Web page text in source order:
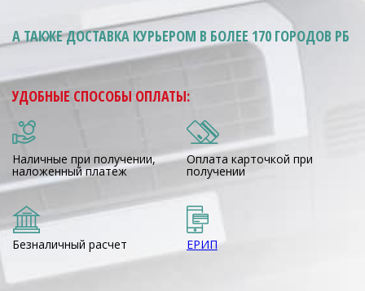
А ТАКЖЕ ДОСТАВКА КУРЬЕРОМ В БОЛЕЕ 170 ГОРОДОВ РБ
УДОБНЫЕ СПОСОБЫ ОПЛАТЫ:
Наличные при получении,
наложенный платеж
Оплата карточкой при
получении
Безналичный расчет ЕРИП